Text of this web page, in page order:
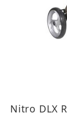
Nitro DLX